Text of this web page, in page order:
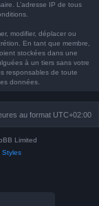
L’adresse IP de tous
modifier, déplacer ou
En tant que membre,
stockées dans une
à un tiers sans votre
responsables de toute
données.
au format UTC+02:00
Limited
Styles